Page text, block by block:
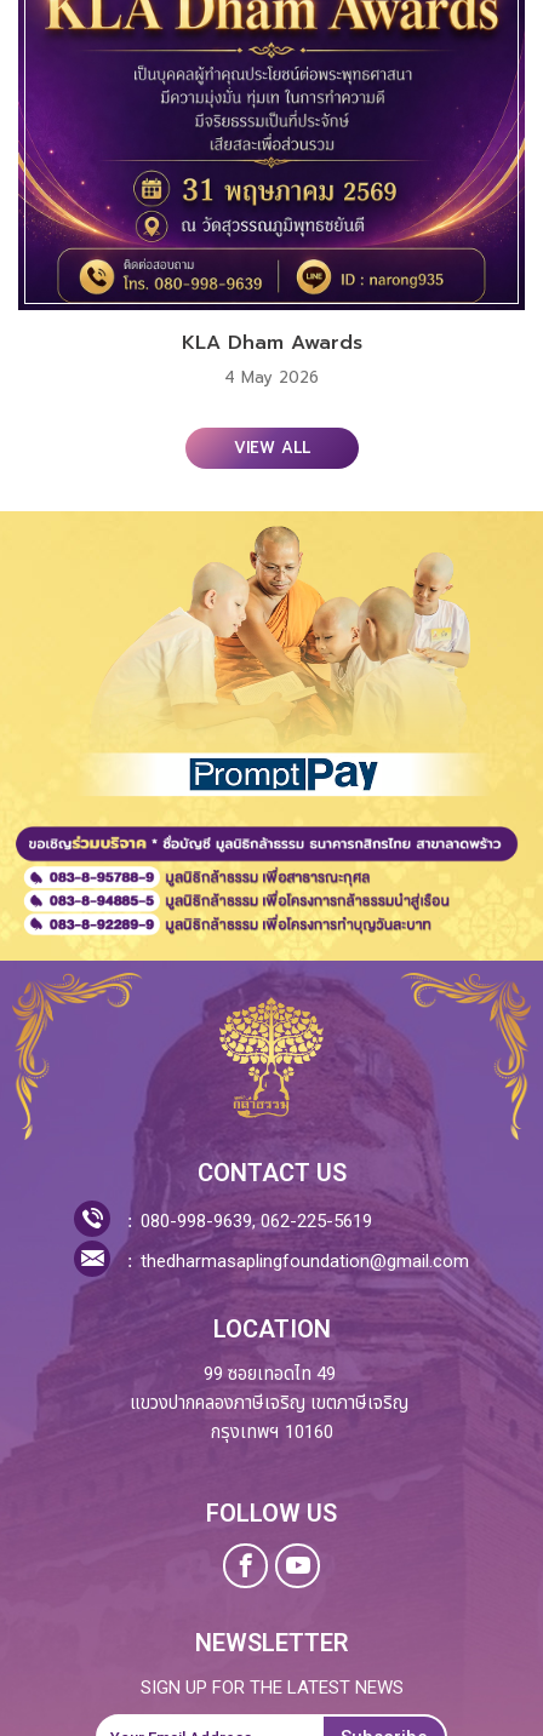
KLA Dham Awards
4 May 2026
VIEW ALL
CONTACT US
080-998-9639, 062-225-5619
thedharmasaplingfoundation@gmail.com
LOCATION
99 ซอยเทอดไท 49
แขวงปากคลองภาษีเจริญ เขตภาษีเจริญ
กรุงเทพฯ 10160
FOLLOW US
NEWSLETTER
SIGN UP FOR THE LATEST NEWS